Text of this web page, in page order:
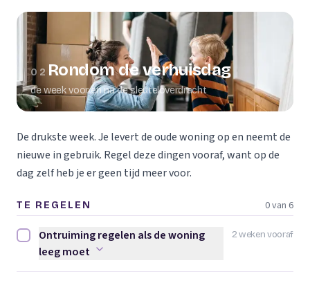
02 Rondom de verhuisdag
de week voor en na de sleuteloverdracht
De drukste week. Je levert de oude woning op en neemt de
nieuwe in gebruik. Regel deze dingen vooraf, want op de
dag zelf heb je er geen tijd meer voor.
TE REGELEN 0 van 6
2 weken vooraf
Ontruiming regelen als de woning leeg moet afvinken
Ontruiming regelen als de woning
leeg moet